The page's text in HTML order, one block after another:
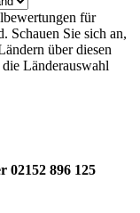
für
Schauen Sie sich an,
über diesen
Länderauswahl
02152 896 125